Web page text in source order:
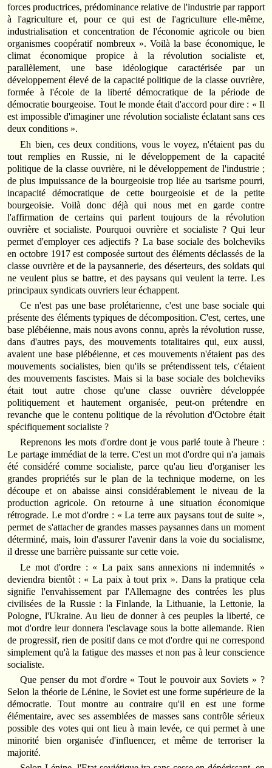
forces productrices, prédominance relative de l'industrie par rapport
à l'agriculture et, pour ce qui est de l'agriculture elle-même,
industrialisation et concentration de l'économie agricole ou bien
organismes coopératif nombreux ». Voilà la base économique, le
climat économique propice à la révolution socialiste et,
parallèlement, une base idéologique caractérisée par un
développement élevé de la capacité politique de la classe ouvrière,
formée à l'école de la liberté démocratique de la période de
démocratie bourgeoise. Tout le monde était d'accord pour dire : « Il
est impossible d'imaginer une révolution socialiste éclatant sans ces
deux conditions ».
Eh bien, ces deux conditions, vous le voyez, n'étaient pas du
tout remplies en Russie, ni le développement de la capacité
politique de la classe ouvrière, ni le développement de l'industrie ;
de plus impuissance de la bourgeoisie trop liée au tsarisme pourri,
incapacité démocratique de cette bourgeoisie et de la petite
bourgeoisie. Voilà donc déjà qui nous met en garde contre
l'affirmation de certains qui parlent toujours de la révolution
ouvrière et socialiste. Pourquoi ouvrière et socialiste ? Qui leur
permet d'employer ces adjectifs ? La base sociale des bolcheviks
en octobre 1917 est composée surtout des éléments déclassés de la
classe ouvrière et de la paysannerie, des déserteurs, des soldats qui
ne veulent plus se battre, et des paysans qui veulent la terre. Les
principaux syndicats ouvriers leur échappent.
Ce n'est pas une base prolétarienne, c'est une base sociale qui
présente des éléments typiques de décomposition. C'est, certes, une
base plébéienne, mais nous avons connu, après la révolution russe,
dans d'autres pays, des mouvements totalitaires qui, eux aussi,
avaient une base plébéienne, et ces mouvements n'étaient pas des
mouvements socialistes, bien qu'ils se prétendissent tels, c'étaient
des mouvements fascistes. Mais si la base sociale des bolcheviks
était tout autre chose qu'une classe ouvrière développée
politiquement et hautement organisée, peut-on prétendre en
revanche que le contenu politique de la révolution d'Octobre était
spécifiquement socialiste ?
Reprenons les mots d'ordre dont je vous parlé toute à l'heure :
Le partage immédiat de la terre. C'est un mot d'ordre qui n'a jamais
été considéré comme socialiste, parce qu'au lieu d'organiser les
grandes propriétés sur le plan de la technique moderne, on les
découpe et on abaisse ainsi considérablement le niveau de la
production agricole. On retourne à une situation économique
rétrograde. Le mot d'ordre : « La terre aux paysans tout de suite »,
permet de s'attacher de grandes masses paysannes dans un moment
déterminé, mais, loin d'assurer l'avenir dans la voie du socialisme,
il dresse une barrière puissante sur cette voie.
Le mot d'ordre : « La paix sans annexions ni indemnités »
deviendra bientôt : « La paix à tout prix ». Dans la pratique cela
signifie l'envahissement par l'Allemagne des contrées les plus
civilisées de la Russie : la Finlande, la Lithuanie, la Lettonie, la
Pologne, l'Ukraine. Au lieu de donner à ces peuples la liberté, ce
mot d'ordre leur donnera l'esclavage sous la botte allemande. Rien
de progressif, rien de positif dans ce mot d'ordre qui ne correspond
simplement qu'à la fatigue des masses et non pas à leur conscience
socialiste.
Que penser du mot d'ordre « Tout le pouvoir aux Soviets » ?
Selon la théorie de Lénine, le Soviet est une forme supérieure de la
démocratie. Tout montre au contraire qu'il en est une forme
élémentaire, avec ses assemblées de masses sans contrôle sérieux
possible des votes qui ont lieu à main levée, ce qui permet à une
minorité bien organisée d'influencer, et même de terroriser la
majorité.